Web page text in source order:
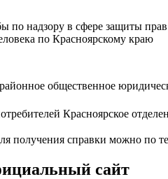
по надзору в сфере защиты прав
по Красноярскому краю
общественное
Красноярское
получения справки можно по
сайт